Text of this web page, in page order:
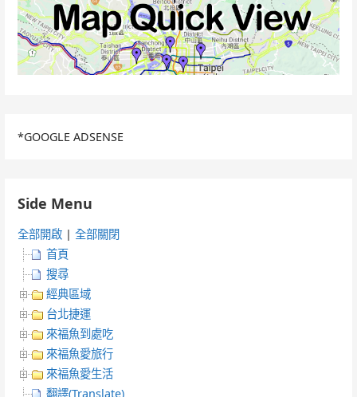
*GOOGLE ADSENSE
Side Menu
全部開啟 |全部關閉
首頁
搜尋
經典區域
台北捷運
來福魚到處吃
來福魚愛旅行
來福魚愛生活
翻譯(Translate)